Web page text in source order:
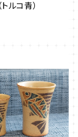
ルコ青）